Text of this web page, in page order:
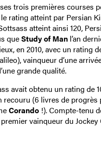
trois premières courses
rating atteint par Persian
atteint ainsi 120,
queStudy of Manl’an
en 2010, avec un rating
vainqueur d’une
grande qualité.
avait obtenu un rating de
(6 livres de progrès
Corando !). Compte-tenu
vainqueur du